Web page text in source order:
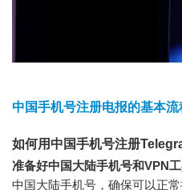
中国手机号注册电报的基本流
如何用中国手机号注册
准备好中国大陆手机号和VPN工
中国大陆手机号，确保可以正